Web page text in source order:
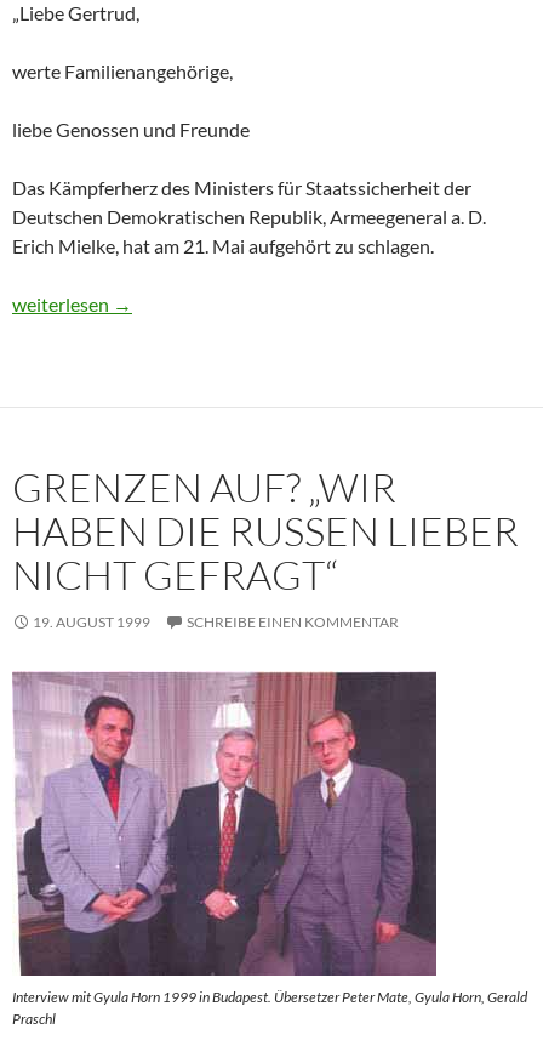
„Liebe Gertrud,
werte Familienangehörige,
liebe Genossen und Freunde
Das Kämpferherz des Ministers für Staatssicherheit der
Deutschen Demokratischen Republik, Armeegeneral a. D.
Erich Mielke, hat am 21. Mai aufgehört zu schlagen.
Historisches Dokument: Die Trauerrede für Erich Mielke (1907-
weiterlesen →
GRENZEN AUF? „WIR
HABEN DIE RUSSEN LIEBER
NICHT GEFRAGT“
19. AUGUST 1999 SCHREIBE EINEN KOMMENTAR
Interview mit Gyula Horn 1999 in Budapest. Übersetzer Peter Mate, Gyula Horn, Gerald
Praschl